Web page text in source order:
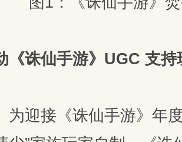
《诛仙手游》UGC 支持
接《诛仙手游》年度